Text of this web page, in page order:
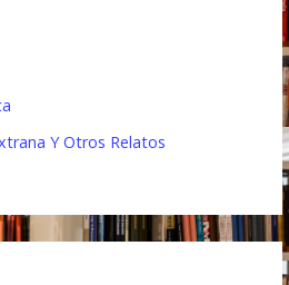
Y Otros Relatos